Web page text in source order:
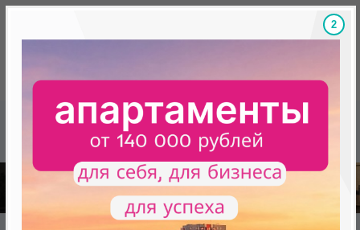
Скидки на новостройки, бонусы Готовые
База новостроек Минска «Минск Мир»
1